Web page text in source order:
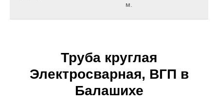
м.
Труба круглая
Электросварная, ВГП в
Балашихе